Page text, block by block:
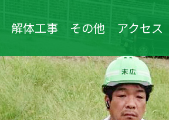
解体工事 その他 アクセス